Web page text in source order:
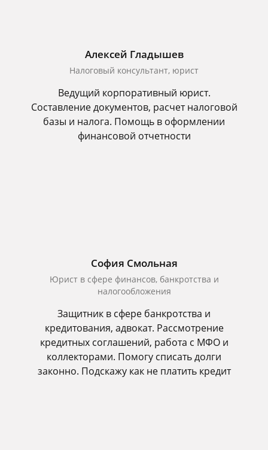
Алексей Гладышев
Налоговый консультант, юрист
Ведущий корпоративный юрист.
Составление документов, расчет налоговой
базы и налога. Помощь в оформлении
финансовой отчетности
София Смольная
Юрист в сфере финансов, банкротства и
налогообложения
Защитник в сфере банкротства и
кредитования, адвокат. Рассмотрение
кредитных соглашений, работа с МФО и
коллекторами. Помогу списать долги
законно. Подскажу как не платить кредит